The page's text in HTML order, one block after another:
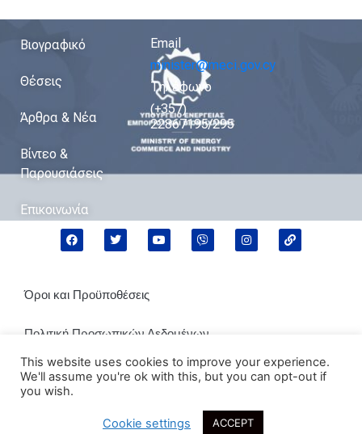
Βιογραφικό
Θέσεις
Άρθρα & Νέα
Βίντεο &
Παρουσιάσεις
Επικοινωνία
Email
minister@meci.gov.cy
Τηλέφωνο
(+357)
22867195/295
Όροι και Προϋποθέσεις
Πολιτική Προσωπικών Δεδομένων
Πολιτική Cookies
2021 © Μιχάλης Δαμιανός. All rights reserved
This website uses cookies to improve your experience.
We'll assume you're ok with this, but you can opt-out if
you wish.
Cookie settings ACCEPT